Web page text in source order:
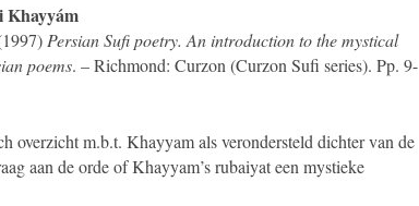
Khayyám
Persian Sufi poetry. An introduction to the mystical
poems. – Richmond: Curzon (Curzon Sufi series). Pp. 9-
overzicht m.b.t. Khayyam als verondersteld dichter van de
aan de orde of Khayyam’s rubaiyat een mystieke